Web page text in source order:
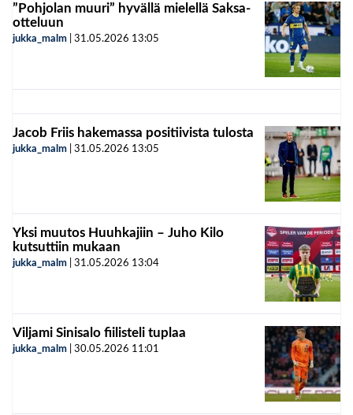
”Pohjolan muuri” hyvällä mielellä Saksa-
otteluun
jukka_malm 31.05.2026 13:05
Jacob Friis hakemassa positiivista tulosta
jukka_malm 31.05.2026 13:05
Yksi muutos Huuhkajiin – Juho Kilo
kutsuttiin mukaan
jukka_malm 31.05.2026 13:04
Viljami Sinisalo fiilisteli tuplaa
jukka_malm 30.05.2026 11:01